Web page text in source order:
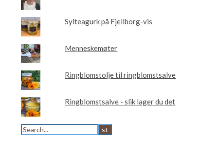
Sylteagurk på Fjellborg-vis
Menneskemøter
Ringblomstolje til ringblomstsalve
Ringblomstsalve - slik lager du det